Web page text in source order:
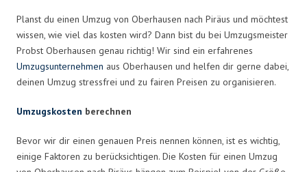
Planst du einen Umzug von Oberhausen nach Piräus und möchtest
wissen, wie viel das kosten wird? Dann bist du bei Umzugsmeister
Probst Oberhausen genau richtig! Wir sind ein erfahrenes
Umzugsunternehmen aus Oberhausen und helfen dir gerne dabei,
deinen Umzug stressfrei und zu fairen Preisen zu organisieren.
Umzugskosten berechnen
Bevor wir dir einen genauen Preis nennen können, ist es wichtig,
einige Faktoren zu berücksichtigen. Die Kosten für einen Umzug